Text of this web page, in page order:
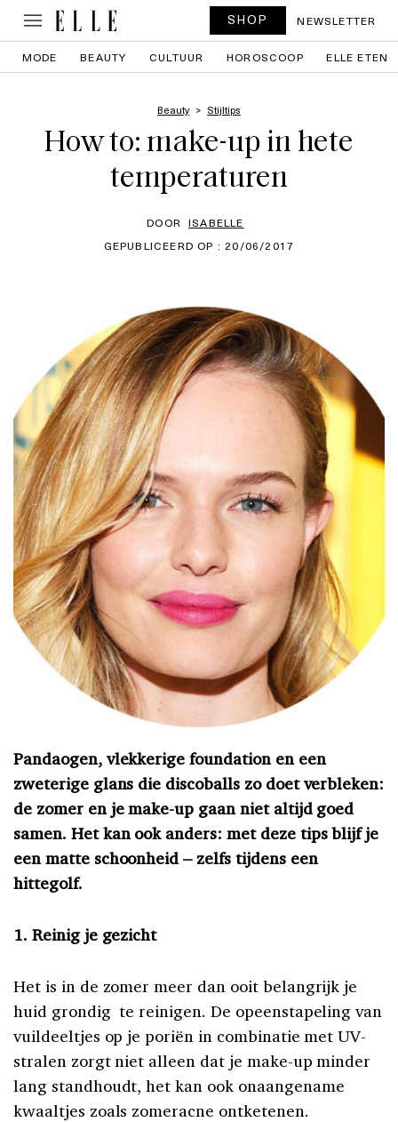
SHOP NEWSLETTER
MODE BEAUTY CULTUUR HOROSCOOP ELLE ETEN
Beauty Stijltips
How to: make-up in hete
temperaturen
DOOR ISABELLE
GEPUBLICEERD OP : 20/06/2017
Pandaogen, vlekkerige foundation en een
zweterige glans die discoballs zo doet verbleken:
de zomer en je make-up gaan niet altijd goed
samen. Het kan ook anders: met deze tips blijf je
een matte schoonheid – zelfs tijdens een
hittegolf.
1. Reinig je gezicht
Het is in de zomer meer dan ooit belangrijk je
huid grondig te reinigen. De opeenstapeling van
vuildeeltjes op je poriën in combinatie met UV-
stralen zorgt niet alleen dat je make-up minder
lang standhoudt, het kan ook onaangename
kwaaltjes zoals zomeracne ontketenen.